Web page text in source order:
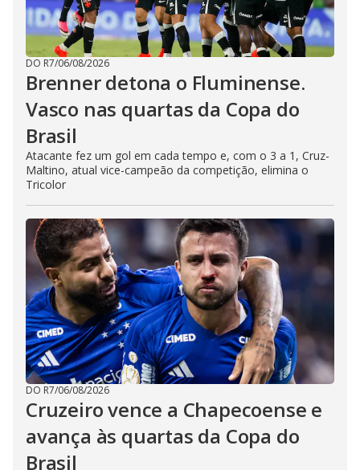
DO R7/06/08/2026
Brenner detona o Fluminense.
Vasco nas quartas da Copa do
Brasil
Atacante fez um gol em cada tempo e, com o 3 a 1, Cruz-
Maltino, atual vice-campeão da competição, elimina o
Tricolor
DO R7/06/08/2026
Cruzeiro vence a Chapecoense e
avança às quartas da Copa do
Brasil